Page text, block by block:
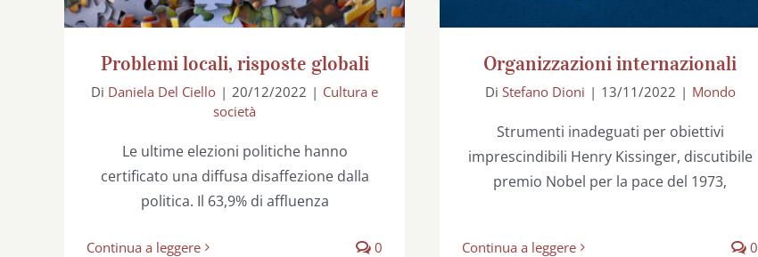
Problemi locali, risposte globali
Di Daniela Del Ciello | 20/12/2022 | Cultura e
società
Le ultime elezioni politiche hanno
certificato una diffusa disaffezione dalla
politica. Il 63,9% di affluenza
Continua a leggere 0
Organizzazioni internazionali
Di Stefano Dioni | 13/11/2022 | Mondo
Strumenti inadeguati per obiettivi
imprescindibili Henry Kissinger, discutibile
premio Nobel per la pace del 1973,
Continua a leggere 0